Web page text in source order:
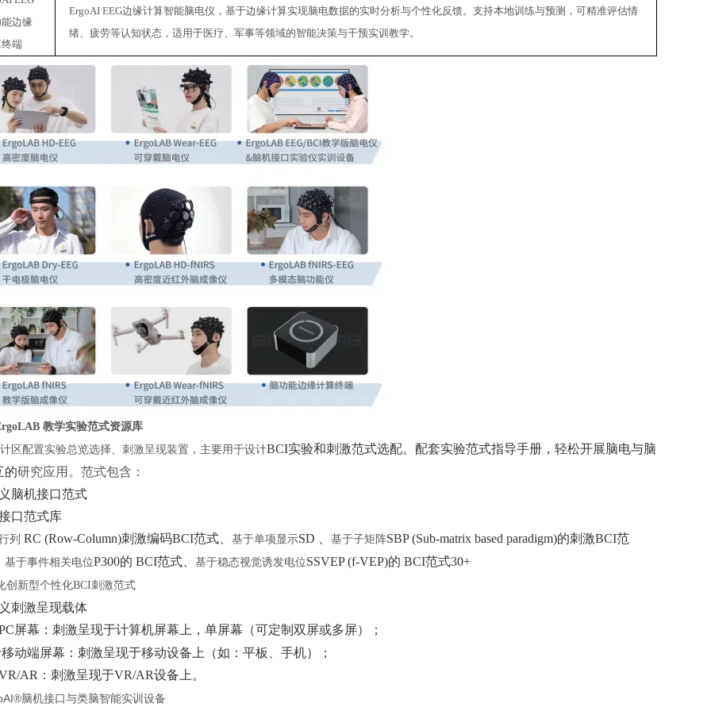
边缘
端
ErgoAI EEG边缘计算智能脑电仪，基于边缘计算实现脑电数据的实时分析与个性化反馈。支持本地训练与预测，可精准评估情
绪、疲劳等认知状态，适用于医疗、军事等领域的智能决策与干预实训教学。
教学实验范式资源库
区配置实验总览选择、刺激呈现装置，主要用于设计BCI实验和刺激范式选配。配套实验范式指导手册，轻松开展脑电与脑
的研究应用。 范式包含：
脑机接口范式
口范式库
列 RC (Row-Column)刺激编码BCI范式、 基于单项显示SD 基于子矩阵SBP (Sub-matrix based paradigm)的刺激BCI范
基于事件相关电位P300的 BCI范式、 基于稳态视觉诱发电位SSVEP (f-VEP)的 BCI范式30+
创新型个性化BCI刺激范式
刺激呈现载体
屏幕：刺激呈现于计算机屏幕上，单屏幕（可定制双屏或多屏）；
动端屏幕：刺激呈现于移动设备上（如：平板、手机）；
AR：刺激呈现于VR/AR设备上。